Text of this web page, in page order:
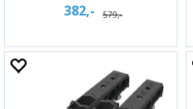
382,- 579,-